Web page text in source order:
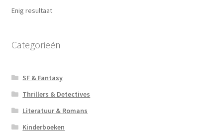
Enig resultaat
Categorieën
SF & Fantasy
Thrillers & Detectives
Literatuur & Romans
Kinderboeken